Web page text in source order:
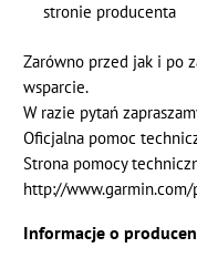
stronie producenta
Zarówno przed jak i po
wsparcie.
W razie pytań
Oficjalna pomoc
Strona pomocy
http://
Informacje o